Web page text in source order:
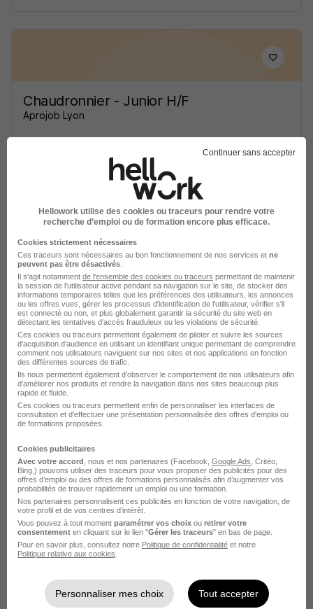
Chaudronnier - Junior H/F
Aprojob Lyon
13 - 15 € / heure 12 mois
Technicien Maintenance Multi-
Technique H/F
Aprojob Lyon BTP
Chassieu - 69 Intérim
Voir l’offre
il y a 1 jour
Plieur CN H/F
Aprojob Lyon
Continuer sans accepter
Hellowork utilise des cookies ou traceurs pour rendre votre
recherche d’emploi ou de formation encore plus efficace.
Cookies strictement nécessaires
Ces traceurs sont nécessaires au bon fonctionnement de nos services et ne
peuvent pas être désactivés
Il s'agit notamment de l'ensemble des cookies ou traceurs permettant de maintenir
la session de l'utilisateur active pendant sa navigation sur le site, de stocker des
informations temporaires telles que les préférences des utilisateurs, les annonces
ou les offres vues, gérer les processus d'identification de l'utilisateur, vérifier s'il
est connecté ou non, et plus globalement garantir la sécurité du site web en
détectant les tentatives d'accès frauduleux ou les violations de sécurité.
Ces cookies ou traceurs permettent également de piloter et suivre les sources
d'acquisition d'audience en utilisant un identifiant unique permettant de comprendre
comment nos utilisateurs naviguent sur nos sites et nos applications en fonction
des différentes sources de trafic.
Ils nous permettent également d’observer le comportement de nos utilisateurs afin
d'améliorer nos produits et rendre la navigation dans nos sites beaucoup plus
rapide et fluide.
Ces cookies ou traceurs permettent enfin de personnaliser les interfaces de
consultation et d'effectuer une présentation personnalisée des offres d'emploi ou
de formations proposées.
Cookies publicitaires
Avec votre accord , nous et nos partenaires (Facebook, Google Ads , Critéo,
Bing,) pouvons utiliser des traceurs pour vous proposer des publicités pour des
offres d’emploi ou des offres de formations personnalisés afin d’augmenter vos
probabilités de trouver rapidement un emploi ou une formation.
Nos partenaires personnalisent ces publicités en fonction de votre navigation, de
votre profil et de vos centres d’intérêt.
Vous pouvez à tout moment paramétrer vos choix ou retirer votre
consentement en cliquant sur le lien "Gérer les traceurs" en bas de page.
Pour en savoir plus, consultez notre Politique de confidentialité et notre
Politique relative aux cookies
Personnaliser mes choix Tout accepter